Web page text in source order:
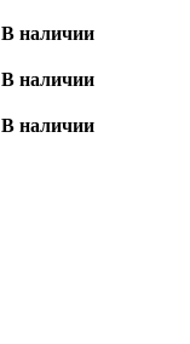
В наличии
В наличии
В наличии